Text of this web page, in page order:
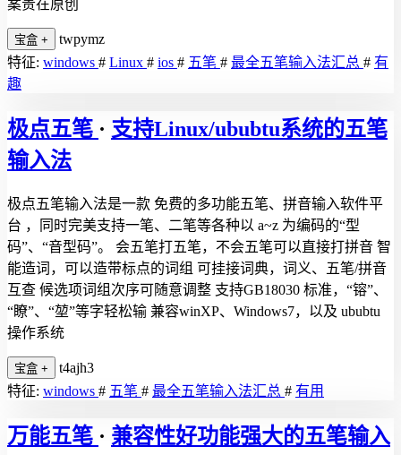
案贵在原创
宝盒 +
twpymz
特征: windows # Linux # ios # 五笔 # 最全五笔输入法汇总 # 有
趣
极点五笔 · 支持Linux/ububtu系统的五笔
输入法
极点五笔输入法是一款 免费的多功能五笔、拼音输入软件平
台 ，同时完美支持一笔、二笔等各种以 a~z 为编码的“型
码”、“音型码”。 会五笔打五笔，不会五笔可以直接打拼音 智
能造词，可以造带标点的词组 可挂接词典，词义、五笔/拼音
互查 候选项词组次序可随意调整 支持GB18030 标准，“镕”、
“瞭”、“堃”等字轻松输 兼容winXP、Windows7，以及 ububtu
操作系统
宝盒 +
t4ajh3
特征: windows # 五笔 # 最全五笔输入法汇总 # 有用
万能五笔 · 兼容性好功能强大的五笔输入